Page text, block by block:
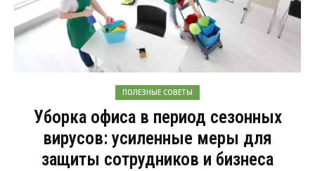
ПОЛЕЗНЫЕ СОВЕТЫ
Уборка офиса в период сезонных
вирусов: усиленные меры для
защиты сотрудников и бизнеса